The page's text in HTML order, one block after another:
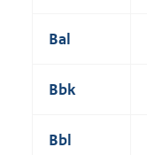
Bal
Bbk
Bbl